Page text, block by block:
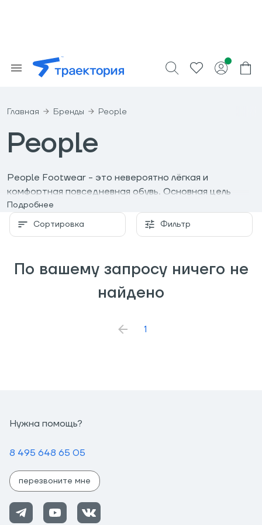
Главная Бренды People
People
People Footwear - это невероятно лёгкая и
комфортная повседневная обувь. Основная цель
компании, главный офис которой находится в
Ванкувере, - вывести повседневную обувь на новый
уровень, используя современные материалы и
ярким и светлым, а удобная обувь People в этом
поможет.
Подробнее
Сортировка
Фильтр
По вашему запросу ничего не
найдено
1
Нужна помощь?
8 495 648 65 05
перезвоните мне